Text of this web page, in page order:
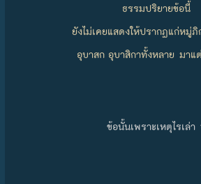
ธรรมปริยายข้อนี้
ยังไม่เคยแสดงให้ปรากฏแก่หมู่
อุบาสก อุบาสิกาทั้งหลาย มาแ
ข้อนั้นเพราะเหตุไรเล่า